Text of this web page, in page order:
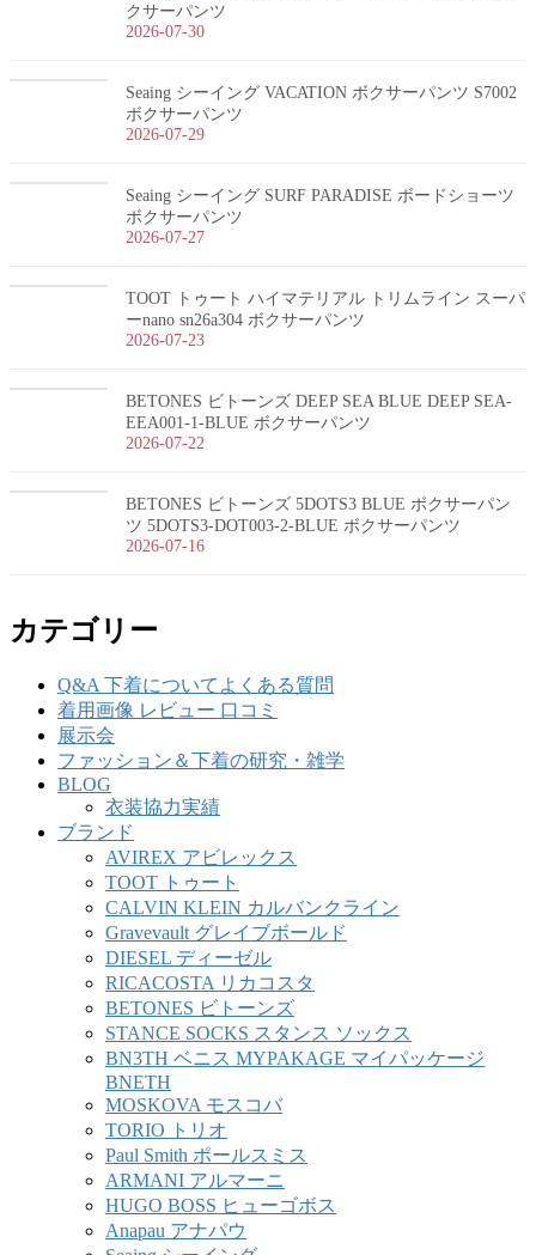
クサーパンツ
2026-07-30
Seaing シーイング VACATION ボクサーパンツ S7002
ボクサーパンツ
2026-07-29
Seaing シーイング SURF PARADISE ボードショーツ
ボクサーパンツ
2026-07-27
TOOT トゥート ハイマテリアル トリムライン スーパ
ーnano sn26a304 ボクサーパンツ
2026-07-23
BETONES ビトーンズ DEEP SEA BLUE DEEP SEA-
EEA001-1-BLUE ボクサーパンツ
2026-07-22
BETONES ビトーンズ 5DOTS3 BLUE ボクサーパン
ツ 5DOTS3-DOT003-2-BLUE ボクサーパンツ
2026-07-16
カテゴリー
Q&A 下着についてよくある質問
着用画像 レビュー 口コミ
展示会
ファッション＆下着の研究・雑学
BLOG
衣装協力実績
ブランド
AVIREX アビレックス
TOOT トゥート
CALVIN KLEIN カルバンクライン
Gravevault グレイブボールド
DIESEL ディーゼル
RICACOSTA リカコスタ
BETONES ビトーンズ
STANCE SOCKS スタンス ソックス
BN3TH ベニス MYPAKAGE マイパッケージ
BNETH
MOSKOVA モスコバ
TORIO トリオ
Paul Smith ポールスミス
ARMANI アルマーニ
HUGO BOSS ヒューゴボス
Anapau アナパウ